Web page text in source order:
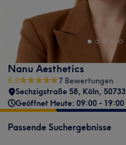
Nanu Aesthetics
5,0
7 Bewertungen
Sechzigstraße 58, Köln, 50733
Geöffnet Heute: 09:00 - 19:00
Passende Suchergebnisse